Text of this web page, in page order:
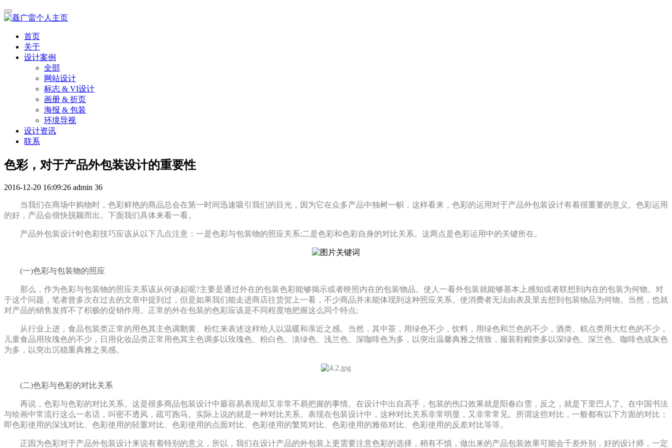
首页
关于
设计案例
全部
网站设计
标志 & VI设计
画册 & 折页
海报 & 包装
环境导视
设计资讯
联系
色彩，对于产品外包装设计的重要性
2016-12-20 16:09:26 admin 36
当我们在商场中购物时，色彩鲜艳的商品总会在第一时间迅速吸引我们的目光，因为它在众多产品中独树一帜，这样看来，色彩的运用对于产品外包装设计有着很重要的意义。色彩运用
的好，产品会很快脱颖而出。下面我们具体来看一看。
产品外包装设计时色彩技巧应该从以下几点注意：一是色彩与包装物的照应关系;二是色彩和色彩自身的对比关系。这两点是色彩运用中的关键所在。
(一)色彩与包装物的照应
那么，作为色彩与包装物的照应关系该从何谈起呢?主要是通过外在的包装色彩能够揭示或者映照内在的包装物品。使人一看外包装就能够基本上感知或者联想到内在的包装为何物。对
于这个问题，笔者曾多次在过去的文章中提到过，但是如果我们能走进商店往货贺上一看，不少商品并未能体现到这种照应关系。使消费者无法由表及里去想到包装物品为何物。当然，也就
对产品的销售发挥不了积极的促销作用。正常的外在包装的色彩应该是不同程度地把握这么同个特点;
从行业上进，食品包装类正常的用色其主色调鹅黄、粉红来表述这样给人以温暖和亲近之感。当然，其中茶，用绿色不少，饮料，用绿色和兰色的不少，酒类、糕点类用大红色的不少，
儿童食品用玫瑰色的不少，日用化妆品类正常用色其主色调多以玫瑰色、粉白色、淡绿色、浅兰色、深咖啡色为多，以突出温馨典雅之情致，服装鞋帽类多以深绿色、深兰色、咖啡色或灰色
为多，以突出沉稳重典雅之美感。
(二)色彩与色彩的对比关系
再说，色彩与色彩的对比关系。这是很多商品包装设计中最容易表现却又非常不易把握的事情。在设计中出自高手，包装的伤口效果就是阳春白雪，反之，就是下里巴人了。在中国书法
与绘画中常流行这么一名话，叫密不透风，疏可跑马。实际上说的就是一种对比关系。表现在包装设计中，这种对比关系非常明显，又非常常见。所谓这些对比，一般都有以下方面的对比：
即色彩使用的深浅对比、色彩使用的轻重对比、色彩使用的点面对比、色彩使用的繁简对比、色彩使用的雅俗对比、色彩使用的反差对比等等。
正因为色彩对于产品外包装设计来说有着特别的意义，所以，我们在设计产品的外包装上更需要注意色彩的选择，稍有不慎，做出来的产品包装效果可能会千差外别，好的设计师，一定